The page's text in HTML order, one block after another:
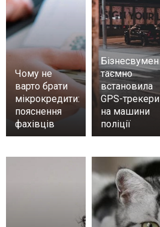
Чому не
варто брати
мікрокредити:
пояснення
фахівців
Бізнесвумен
таємно
встановила
GPS-трекери
на машини
поліції